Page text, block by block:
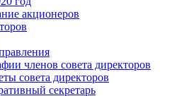
акционеров
членов совета директоров
совета директоров
секретарь